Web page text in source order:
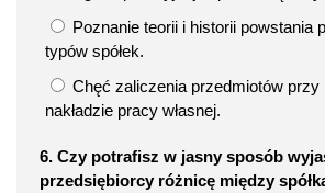
Poznanie teorii i historii powstania
typów spółek.
Chęć zaliczenia przedmiotów przy
nakładzie pracy własnej.
6. Czy potrafisz w jasny sposób
przedsiębiorcy różnicę między